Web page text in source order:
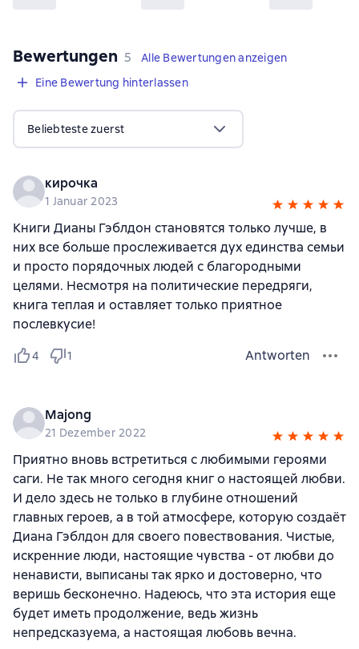
Bewertungen 5 Bewertungen
5
Alle Bewertungen anzeigen
Eine Bewertung hinterlassen
Beliebteste zuerst
кирочка
1 Januar 2023
Книги Дианы Гэблдон становятся только лучше, в
них все больше прослеживается дух единства семьи
и просто порядочных людей с благородными
целями. Несмотря на политические передряги,
книга теплая и оставляет только приятное
послевкусие!
4 1 Antworten
Majong
21 Dezember 2022
Приятно вновь встретиться с любимыми героями
саги. Не так много сегодня книг о настоящей любви.
И дело здесь не только в глубине отношений
главных героев, а в той атмосфере, которую создаёт
Диана Гэблдон для своего повествования. Чистые,
искренние люди, настоящие чувства - от любви до
ненависти, выписаны так ярко и достоверно, что
веришь бесконечно. Надеюсь, что эта история еще
будет иметь продолжение, ведь жизнь
непредсказуема, а настоящая любовь вечна.